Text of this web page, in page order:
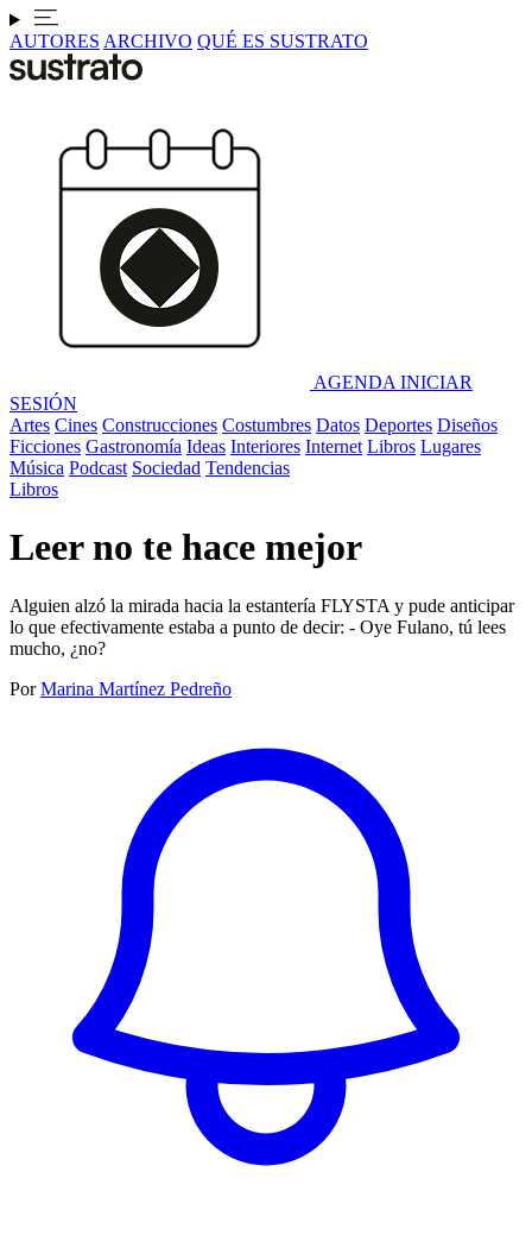
AUTORES ARCHIVO QUÉ ES SUSTRATO
AGENDA INICIAR
SESIÓN
Artes Cines Construcciones Costumbres Datos Deportes Diseños
Ficciones Gastronomía Ideas Interiores Internet Libros Lugares
Música Podcast Sociedad Tendencias
Libros
Leer no te hace mejor
Alguien alzó la mirada hacia la estantería FLYSTA y pude anticipar
lo que efectivamente estaba a punto de decir: - Oye Fulano, tú lees
mucho, ¿no?
Por Marina Martínez Pedreño